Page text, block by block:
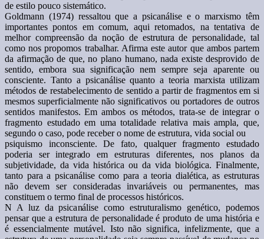
de estilo pouco sistemático.
Goldmann (1974) ressaltou que a psicanálise e o marxismo têm
importantes pontos em comum, aqui retomados, na tentativa de
melhor compreensão da noção de estrutura de personalidade, tal
como nos propomos trabalhar. Afirma este autor que ambos partem
da afirmação de que, no plano humano, nada existe desprovido de
sentido, embora sua significação nem sempre seja aparente ou
consciente. Tanto a psicanálise quanto a teoria marxista utilizam
métodos de restabelecimento de sentido a partir de fragmentos em si
mesmos superficialmente não significativos ou portadores de outros
sentidos manifestos. Em ambos os métodos, trata-se de integrar o
fragmento estudado em uma totalidade relativa mais ampla, que,
segundo o caso, pode receber o nome de estrutura, vida social ou
psiquismo inconsciente. De fato, qualquer fragmento estudado
poderia ser integrado em estruturas diferentes, nos planos da
subjetividade, da vida histórica ou da vida biológica. Finalmente,
tanto para a psicanálise como para a teoria dialética, as estruturas
não devem ser consideradas invariáveis ou permanentes, mas
constituem o termo final de processos históricos.
N A luz da psicanálise como estruturalismo genético, podemos
pensar que a estrutura de personalidade é produto de uma história e
é essencialmente mutável. Isto não significa, infelizmente, que a